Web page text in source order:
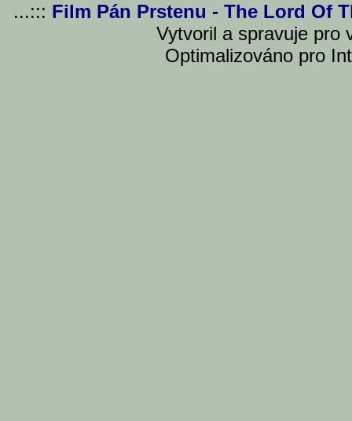
...::: Film Pán Prstenu - The Lord Of
Vytvoril a spravuje pro
Optimalizováno pro